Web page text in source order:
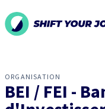
ORGANISATION
BEI / FEI -